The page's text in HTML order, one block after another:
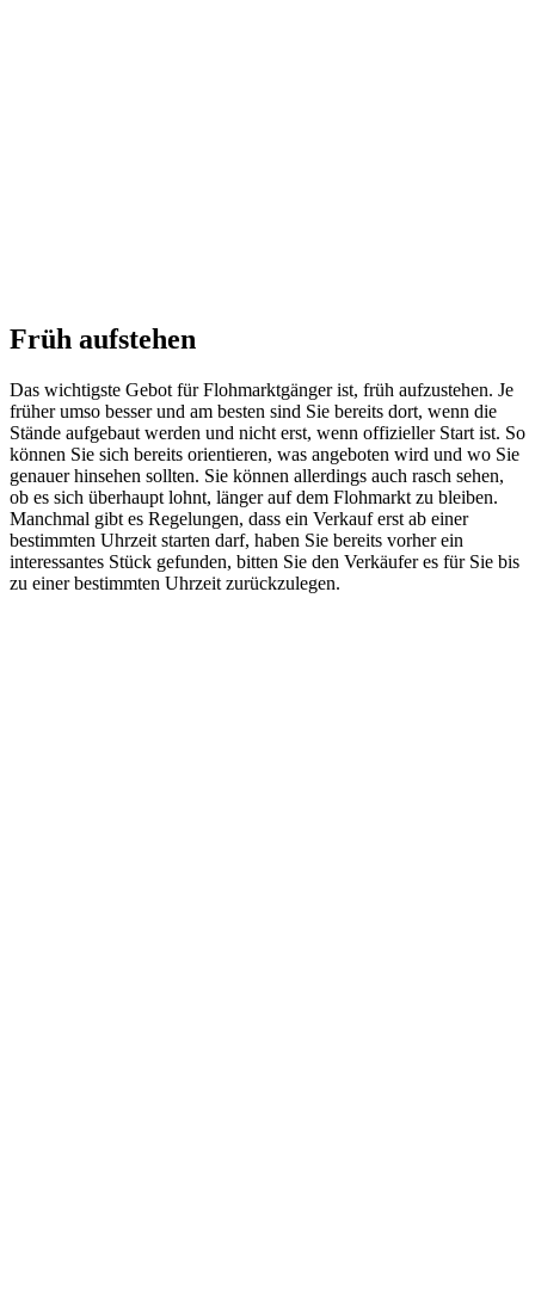
Früh aufstehen
Das wichtigste Gebot für Flohmarktgänger ist, früh aufzustehen. Je
früher umso besser und am besten sind Sie bereits dort, wenn die
Stände aufgebaut werden und nicht erst, wenn offizieller Start ist. So
können Sie sich bereits orientieren, was angeboten wird und wo Sie
genauer hinsehen sollten. Sie können allerdings auch rasch sehen,
ob es sich überhaupt lohnt, länger auf dem Flohmarkt zu bleiben.
Manchmal gibt es Regelungen, dass ein Verkauf erst ab einer
bestimmten Uhrzeit starten darf, haben Sie bereits vorher ein
interessantes Stück gefunden, bitten Sie den Verkäufer es für Sie bis
zu einer bestimmten Uhrzeit zurückzulegen.